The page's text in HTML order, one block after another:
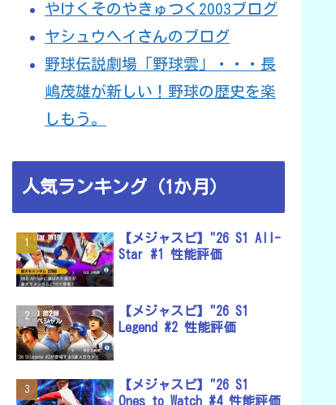
やけくそのやきゅつく2003ブログ
ヤシュウヘイさんのブログ
野球伝説劇場「野球雲」・・・長
嶋茂雄が新しい！野球の歴史を楽
しもう。
人気ランキング（1か月）
【メジャスピ】"26 S1 All-
Star #1 性能評価
【メジャスピ】"26 S1
Legend #2 性能評価
【メジャスピ】"26 S1
Ones to Watch #4 性能評価